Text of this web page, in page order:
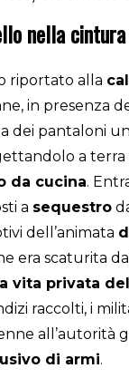
nella
riportato alla
in presenza
dei pantaloni un
a terra
da cucina.
a sequestro
dell’animata
era scaturita
vita privata
raccolti, i
all’autorità
di armi.